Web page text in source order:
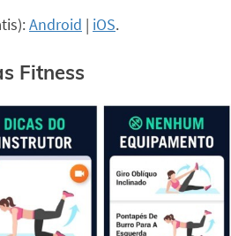
Android | iOS.
Fitness